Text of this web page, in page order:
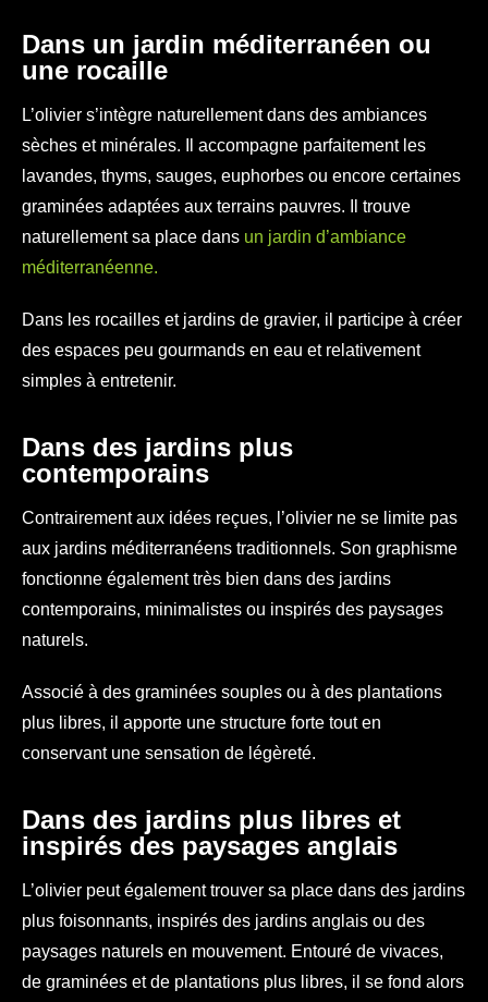
Dans un jardin méditerranéen ou
une rocaille
L’olivier s’intègre naturellement dans des ambiances
sèches et minérales. Il accompagne parfaitement les
lavandes, thyms, sauges, euphorbes ou encore certaines
graminées adaptées aux terrains pauvres. Il trouve
naturellement sa place dans un jardin d’ambiance
méditerranéenne.
Dans les rocailles et jardins de gravier, il participe à créer
des espaces peu gourmands en eau et relativement
simples à entretenir.
Dans des jardins plus
contemporains
Contrairement aux idées reçues, l’olivier ne se limite pas
aux jardins méditerranéens traditionnels. Son graphisme
fonctionne également très bien dans des jardins
contemporains, minimalistes ou inspirés des paysages
naturels.
Associé à des graminées souples ou à des plantations
plus libres, il apporte une structure forte tout en
conservant une sensation de légèreté.
Dans des jardins plus libres et
inspirés des paysages anglais
L’olivier peut également trouver sa place dans des jardins
plus foisonnants, inspirés des jardins anglais ou des
paysages naturels en mouvement. Entouré de vivaces,
de graminées et de plantations plus libres, il se fond alors